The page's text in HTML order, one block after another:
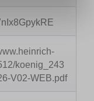
koenig_243
V02-WEB.pdf